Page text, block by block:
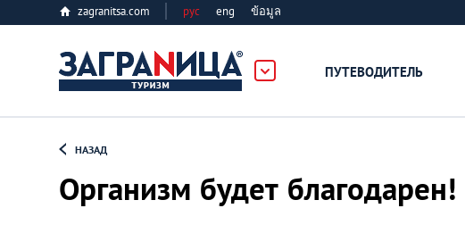
zagranitsa.com рус eng ข้อมูล
ПУТЕВОДИТЕЛЬ
НАЗАД
Организм будет